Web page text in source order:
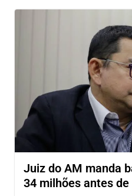
Juiz do AM manda
34 milhões antes